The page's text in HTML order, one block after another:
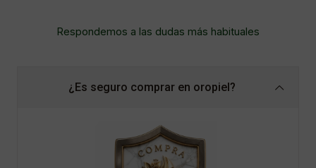
Respondemos a las dudas más habituales
¿Es seguro comprar en oropiel?